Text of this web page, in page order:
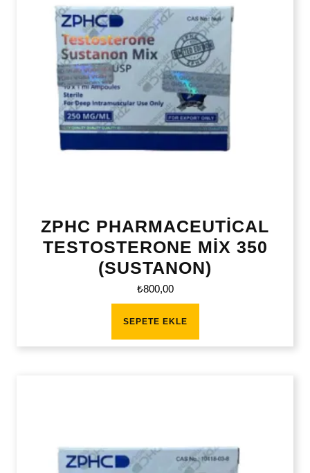
ZPHC PHARMACEUTİCAL
TESTOSTERONE MİX 350
(SUSTANON)
₺800,00
SEPETE EKLE